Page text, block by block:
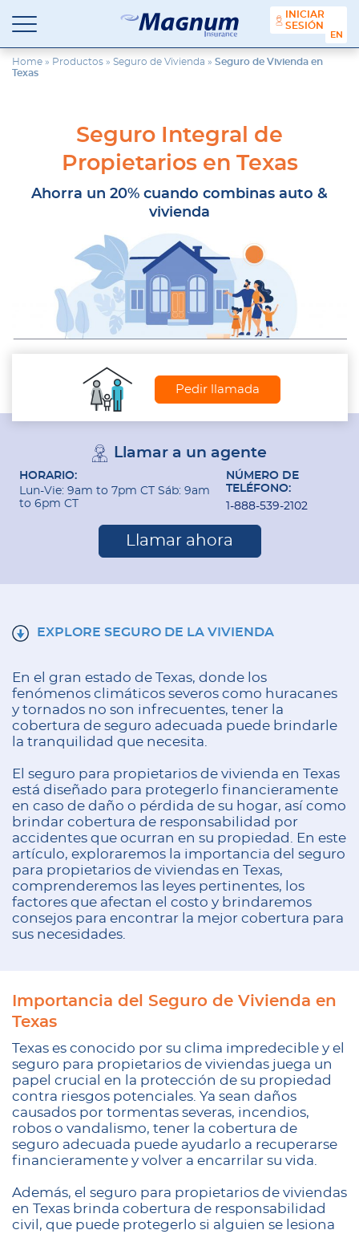
contenido
Seguros
Magnum
Agencia
de
Suburbios
INICIAR
SESIÓN
Home » Productos » Seguro de Vivienda » Seguro de Vivienda en
Texas
Seguro Integral de
Propietarios en Texas
Ahorra un 20% cuando combinas auto &
vivienda
Pedir llamada
Llamar a un agente
HORARIO:
Lun-Vie: 9am to 7pm CT Sáb: 9am
to 6pm CT
NÚMERO DE
TELÉFONO:
1-888-539-2102
Llamar ahora
EXPLORE SEGURO DE LA VIVIENDA
En el gran estado de Texas, donde los
fenómenos climáticos severos como huracanes
y tornados no son infrecuentes, tener la
cobertura de seguro adecuada puede brindarle
la tranquilidad que necesita.
El seguro para propietarios de vivienda en Texas
está diseñado para protegerlo financieramente
en caso de daño o pérdida de su hogar, así como
brindar cobertura de responsabilidad por
accidentes que ocurran en su propiedad. En este
artículo, exploraremos la importancia del seguro
para propietarios de viviendas en Texas,
comprenderemos las leyes pertinentes, los
factores que afectan el costo y brindaremos
consejos para encontrar la mejor cobertura para
sus necesidades.
Importancia del Seguro de Vivienda en
Texas
Texas es conocido por su clima impredecible y el
seguro para propietarios de viviendas juega un
papel crucial en la protección de su propiedad
contra riesgos potenciales. Ya sean daños
causados por tormentas severas, incendios,
robos o vandalismo, tener la cobertura de
seguro adecuada puede ayudarlo a recuperarse
financieramente y volver a encarrilar su vida.
Además, el seguro para propietarios de viviendas
en Texas brinda cobertura de responsabilidad
civil, que puede protegerlo si alguien se lesiona